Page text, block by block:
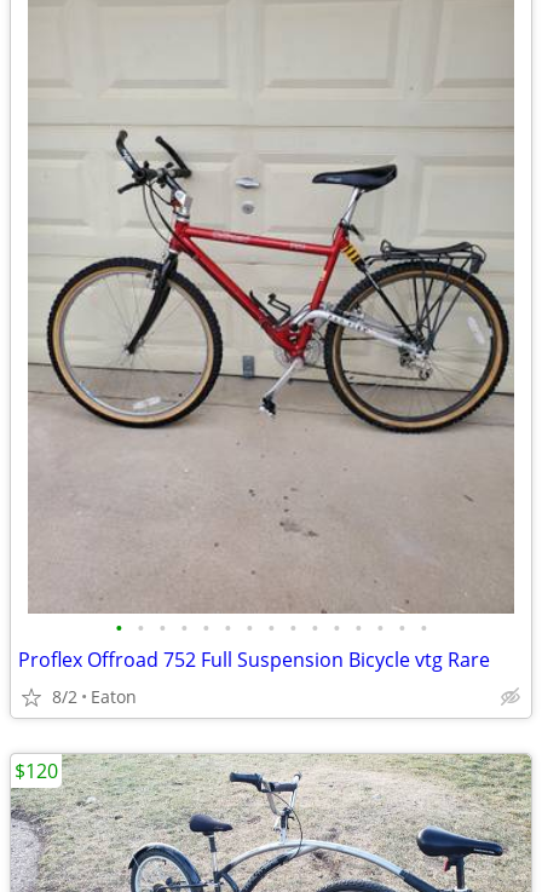
• • • • • • • • • • • • • • •
Proflex Offroad 752 Full Suspension Bicycle vtg Rare
8/2 Eaton
$120